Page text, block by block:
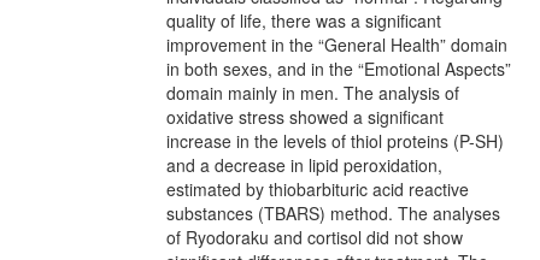
quality of life, there was a significant
improvement in the “General Health” domain
in both sexes, and in the “Emotional Aspects”
domain mainly in men. The analysis of
oxidative stress showed a significant
increase in the levels of thiol proteins (P-SH)
and a decrease in lipid peroxidation,
estimated by thiobarbituric acid reactive
substances (TBARS) method. The analyses
of Ryodoraku and cortisol did not show